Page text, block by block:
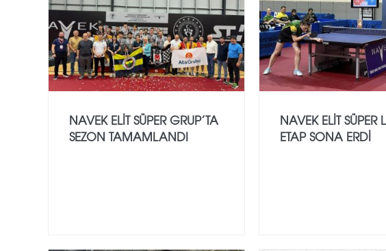
NAVEK ELIT SÜPER GRUP’TA
SEZON TAMAMLANDI
NAVEK ELIT SÜPER
ETAP SONA ERDI